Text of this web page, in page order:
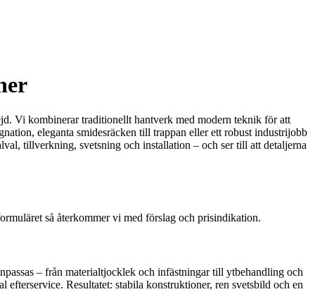
Vi kombinerar traditionellt hantverk med modern teknik för att
eleganta smidesräcken till trappan eller ett robust industrijobb
tillverkning, svetsning och installation – och ser till att detaljerna
så återkommer vi med förslag och prisindikation.
– från materialtjocklek och infästningar till ytbehandling och
Resultatet: stabila konstruktioner, ren svetsbild och en